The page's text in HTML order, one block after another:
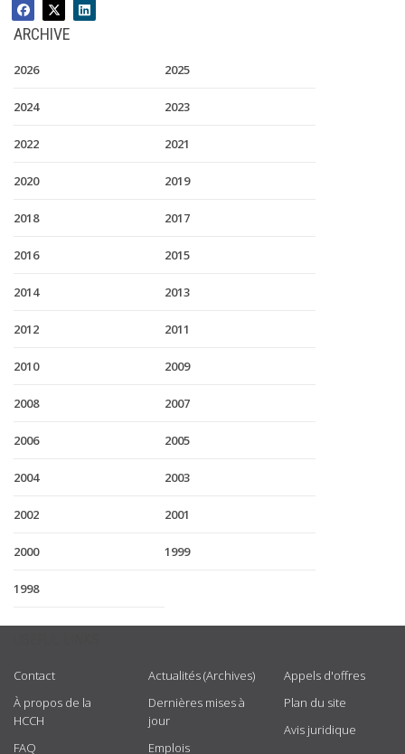
ARCHIVE
2026 2025
2024 2023
2022 2021
2020 2019
2018 2017
2016 2015
2014 2013
2012 2011
2010 2009
2008 2007
2006 2005
2004 2003
2002 2001
2000 1999
1998
Contact
À propos de la
HCCH
FAQ
Actualités (Archives)
Dernières mises à
jour
Emplois
Appels d'offres
Plan du site
Avis juridique